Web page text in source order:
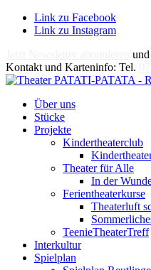
Link zu Facebook
Link zu Instagram
Kontakt und Karteninfo: Tel.
Über uns
Stücke
Projekte
Kindertheaterclub
Theater für Alle
In der
Ferientheaterkurse
Theaterluft
TeenieTheaterTreff
Interkultur
Spielplan